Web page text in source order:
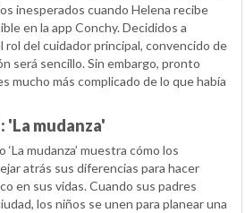
inesperados cuando Helena recibe
en la app Conchy. Decididos a
rol del cuidador principal, convencido de
será sencillo. Sin embargo, pronto
mucho más complicado de lo que había
'La mudanza'
mudanza’ muestra cómo los
atrás sus diferencias para hacer
en sus vidas. Cuando sus padres
los niños se unen para planear una